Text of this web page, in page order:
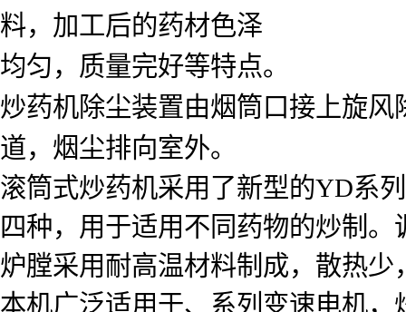
料，加工后的药材色泽
均匀，质量完好等特点。
炒药机除尘装置由烟筒口接上旋
道，烟尘排向室外。
滚筒式炒药机采用了新型的YD系
四种，用于适用不同药物的炒制
炉膛采用耐高温材料制成，散热少
本机广泛适用于、系列变速电机